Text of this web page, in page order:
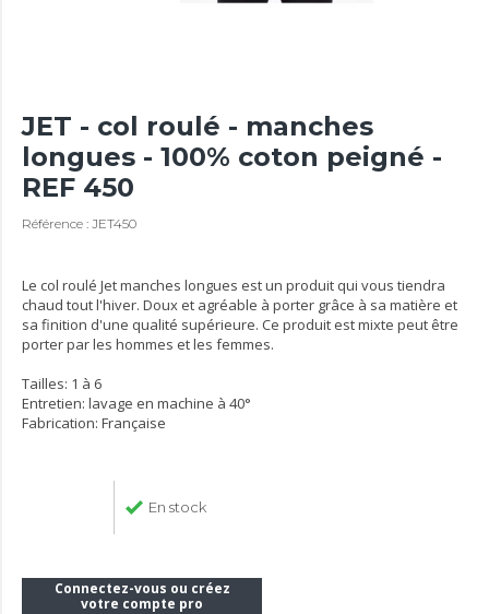
JET - col roulé - manches
longues - 100% coton peigné -
REF 450
Référence : JET450
Le col roulé Jet manches longues est un produit qui vous tiendra
chaud tout l'hiver. Doux et agréable à porter grâce à sa matière et
sa finition d'une qualité supérieure. Ce produit est mixte peut être
porter par les hommes et les femmes.
Tailles: 1 à 6
Entretien: lavage en machine à 40°
Fabrication: Française
En stock
Connectez-vous ou créez
votre compte pro